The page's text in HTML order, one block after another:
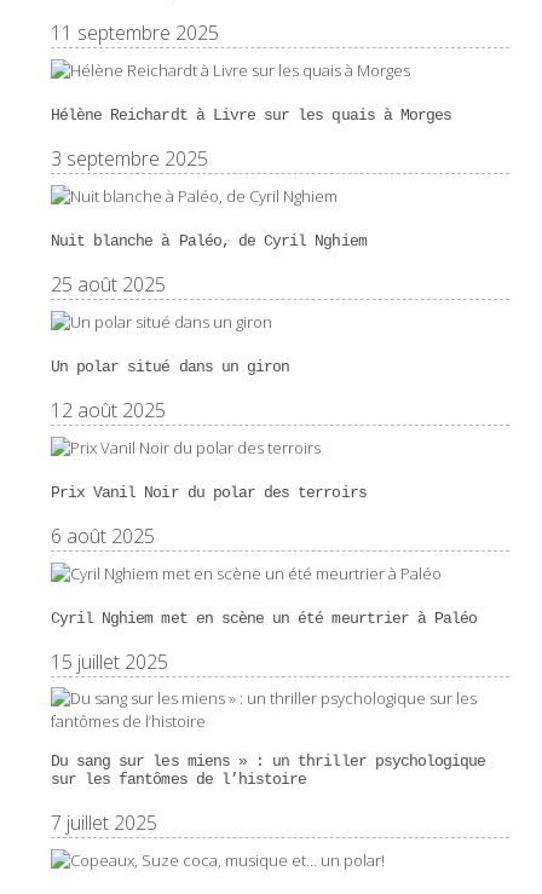
11 septembre 2025
Hélène Reichardt à Livre sur les quais à Morges
3 septembre 2025
Nuit blanche à Paléo, de Cyril Nghiem
25 août 2025
Un polar situé dans un giron
12 août 2025
Prix Vanil Noir du polar des terroirs
6 août 2025
Cyril Nghiem met en scène un été meurtrier à Paléo
15 juillet 2025
Du sang sur les miens » : un thriller psychologique
sur les fantômes de l’histoire
7 juillet 2025